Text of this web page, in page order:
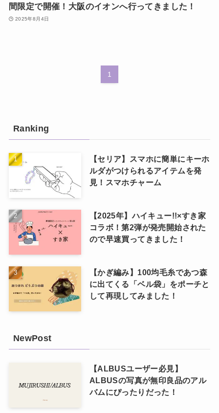
間限定で開催！大阪のイオンへ行ってきました！
2025年8月4日
1
Ranking
【セリア】スマホに簡単にキーホ
ルダがつけられるアイテムを発
見！スマホチャーム
【2025年】ハイキュー!!×すき家
コラボ！第2弾が発売開始された
ので早速買ってきました！
【かぎ編み】100均毛糸であつ森
に出てくる「ベル袋」をポーチと
して再現してみました！
NewPost
【ALBUSユーザー必見】
ALBUSの写真が無印良品のアル
バムにぴったりだった！